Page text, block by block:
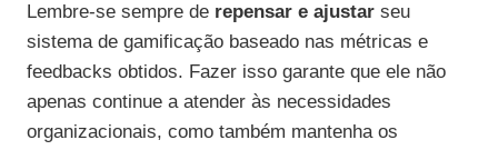
Lembre-se sempre de repensar e ajustar seu
sistema de gamificação baseado nas métricas e
feedbacks obtidos. Fazer isso garante que ele não
apenas continue a atender às necessidades
organizacionais, como também mantenha os